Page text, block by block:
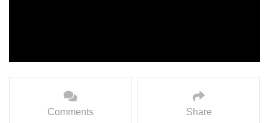
Comments Share